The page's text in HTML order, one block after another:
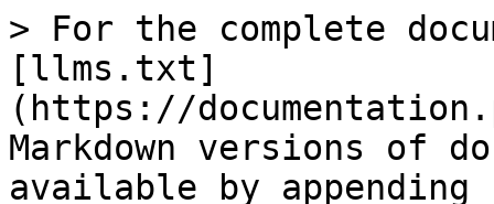
> For the complete
[llms.txt]
(https://
Markdown versions of
available by